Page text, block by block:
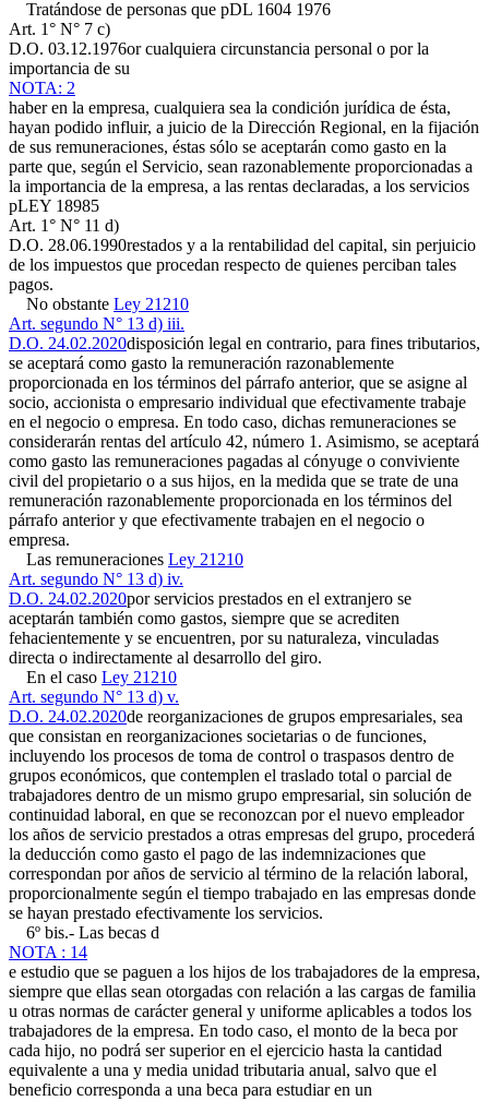
Tratándose de personas que pDL 1604 1976
Art. 1° N° 7 c)
D.O. 03.12.1976or cualquiera circunstancia personal o por la
importancia de su
NOTA: 2
haber en la empresa, cualquiera sea la condición jurídica de ésta,
hayan podido influir, a juicio de la Dirección Regional, en la fijación
de sus remuneraciones, éstas sólo se aceptarán como gasto en la
parte que, según el Servicio, sean razonablemente proporcionadas a
la importancia de la empresa, a las rentas declaradas, a los servicios
pLEY 18985
Art. 1° N° 11 d)
D.O. 28.06.1990restados y a la rentabilidad del capital, sin perjuicio
de los impuestos que procedan respecto de quienes perciban tales
pagos.
No obstante Ley 21210
Art. segundo N° 13 d) iii.
D.O. 24.02.2020disposición legal en contrario, para fines tributarios,
se aceptará como gasto la remuneración razonablemente
proporcionada en los términos del párrafo anterior, que se asigne al
socio, accionista o empresario individual que efectivamente trabaje
en el negocio o empresa. En todo caso, dichas remuneraciones se
considerarán rentas del artículo 42, número 1. Asimismo, se aceptará
como gasto las remuneraciones pagadas al cónyuge o conviviente
civil del propietario o a sus hijos, en la medida que se trate de una
remuneración razonablemente proporcionada en los términos del
párrafo anterior y que efectivamente trabajen en el negocio o
empresa.
Las remuneraciones Ley 21210
Art. segundo N° 13 d) iv.
D.O. 24.02.2020por servicios prestados en el extranjero se
aceptarán también como gastos, siempre que se acrediten
fehacientemente y se encuentren, por su naturaleza, vinculadas
directa o indirectamente al desarrollo del giro.
En el caso Ley 21210
Art. segundo N° 13 d) v.
D.O. 24.02.2020de reorganizaciones de grupos empresariales, sea
que consistan en reorganizaciones societarias o de funciones,
incluyendo los procesos de toma de control o traspasos dentro de
grupos económicos, que contemplen el traslado total o parcial de
trabajadores dentro de un mismo grupo empresarial, sin solución de
continuidad laboral, en que se reconozcan por el nuevo empleador
los años de servicio prestados a otras empresas del grupo, procederá
la deducción como gasto el pago de las indemnizaciones que
correspondan por años de servicio al término de la relación laboral,
proporcionalmente según el tiempo trabajado en las empresas donde
se hayan prestado efectivamente los servicios.
6º bis.- Las becas d
NOTA : 14
e estudio que se paguen a los hijos de los trabajadores de la empresa,
siempre que ellas sean otorgadas con relación a las cargas de familia
u otras normas de carácter general y uniforme aplicables a todos los
trabajadores de la empresa. En todo caso, el monto de la beca por
cada hijo, no podrá ser superior en el ejercicio hasta la cantidad
equivalente a una y media unidad tributaria anual, salvo que el
beneficio corresponda a una beca para estudiar en un